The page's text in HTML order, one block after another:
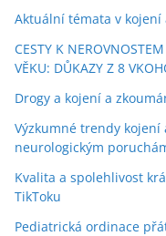
Aktuální témata v
CESTY K
VĚKU: DŮKAZY Z 8
Drogy a kojení a
Výzkumné trendy kojení
neurologickým
Kvalita a spolehlivost
TikToku
Pediatrická ordinace